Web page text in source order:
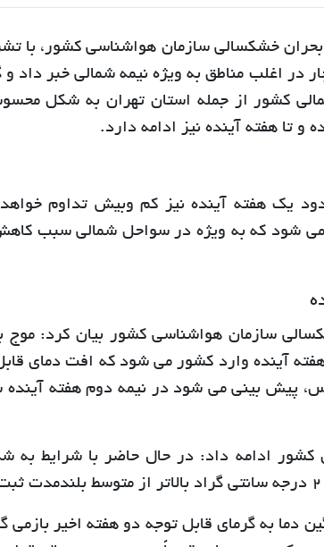
خشکسالی سازمان هواشناسی کشور، با
در اغلب مناطق به ویژه نیمه شمالی خبر
کشور از جمله استان تهران به شکل
تا هفته آینده نیز ادامه دارد.
یک هفته آینده نیز کم وبیش تداوم
وارد کشور می شود که به ویژه در سواحل شمالی سبب
سازمان هواشناسی کشور بیان کرد: موج
اسفند) و یکشنبه (10 اسفند) هفته آینده وارد کشور می شود که افت
پیش بینی می شود در نیمه دوم هفته آینده
ادامه داد: در حال حاضر با شرایط به
به گرمای قابل توجه دو هفته اخیر بازمی